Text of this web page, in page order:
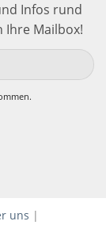
Infos rund
Ihre Mailbox!
uns |